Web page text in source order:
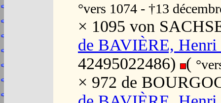
°vers 1074 - †13
× 1095 von
de BAVIÈRE,
42495022486)
(
× 972 de